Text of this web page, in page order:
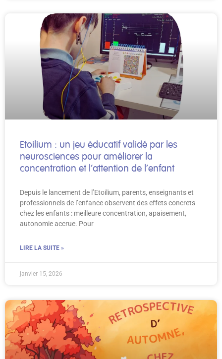
Etoilium : un jeu éducatif validé par les
neurosciences pour améliorer la
concentration et l’attention de l’enfant
Depuis le lancement de l’Etoilium, parents, enseignants et
professionnels de l’enfance observent des effets concrets
chez les enfants : meilleure concentration, apaisement,
autonomie accrue. Pour
LIRE LA SUITE »
janvier 15, 2026